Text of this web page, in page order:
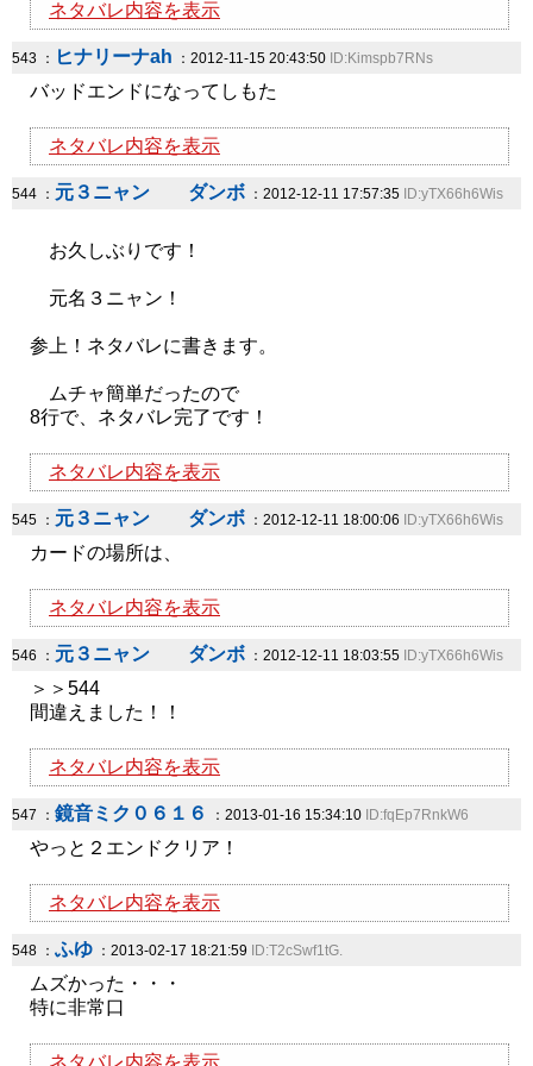
ネタバレ内容を表示
543 ： ヒナリーナah ：2012-11-15 20:43:50 ID:Kimspb7RNs
バッドエンドになってしもた
ネタバレ内容を表示
544 ： 元３ニャン ダンボ ：2012-12-11 17:57:35 ID:yTX66h6Wis
お久しぶりです！
元名３ニャン！
参上！ネタバレに書きます。
ムチャ簡単だったので
8行で、ネタバレ完了です！
ネタバレ内容を表示
545 ： 元３ニャン ダンボ ：2012-12-11 18:00:06 ID:yTX66h6Wis
カードの場所は、
ネタバレ内容を表示
546 ： 元３ニャン ダンボ ：2012-12-11 18:03:55 ID:yTX66h6Wis
＞＞544
間違えました！！
ネタバレ内容を表示
547 ： 鏡音ミク０６１６ ：2013-01-16 15:34:10 ID:fqEp7RnkW6
やっと２エンドクリア！
ネタバレ内容を表示
548 ： ふゆ ：2013-02-17 18:21:59 ID:T2cSwf1tG.
ムズかった・・・
特に非常口
ネタバレ内容を表示